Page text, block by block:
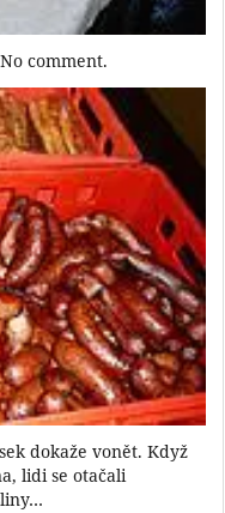
comment.
dokaže vonět. Když
lidi se otačali